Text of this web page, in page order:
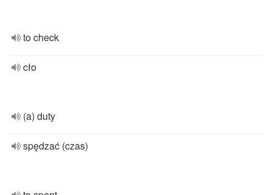
to check
cło
(a) duty
spędzać (czas)